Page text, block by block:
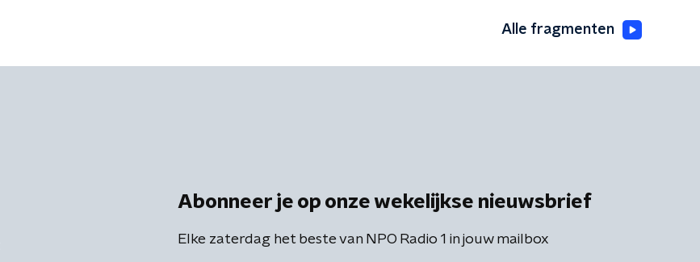
Alle fragmenten
Abonneer je op onze wekelijkse nieuwsbrief
Elke zaterdag het beste van NPO Radio 1 in jouw mailbox